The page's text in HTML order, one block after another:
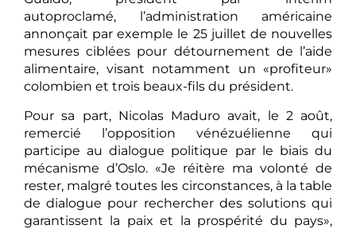
autoproclamé, l’administration américaine
annonçait par exemple le 25 juillet de nouvelles
mesures ciblées pour détournement de l’aide
alimentaire, visant notamment un «profiteur»
colombien et trois beaux-fils du président.
Pour sa part, Nicolas Maduro avait, le 2 août,
remercié l’opposition vénézuélienne qui
participe au dialogue politique par le biais du
mécanisme d’Oslo. «Je réitère ma volonté de
rester, malgré toutes les circonstances, à la table
de dialogue pour rechercher des solutions qui
garantissent la paix et la prospérité du pays»,